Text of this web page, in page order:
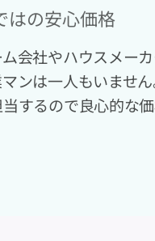
はの安心価格
会社やハウスメー
ンは一人もいませ
するので良心的な